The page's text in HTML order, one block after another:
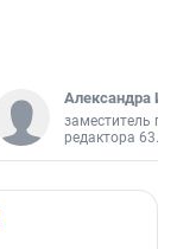
Александра
заместитель
редактора 63.RU